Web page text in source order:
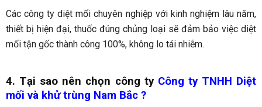
Các công ty diệt mối chuyên nghiệp với kinh nghiệm lâu năm,
thiết bị hiện đại, thuốc đúng chủng loại sẽ đảm bảo việc diệt
mối tận gốc thành công 100%, không lo tái nhiễm.
4. Tại sao nên chọn công ty Công ty TNHH Diệt
mối và khử trùng Nam Bắc ?